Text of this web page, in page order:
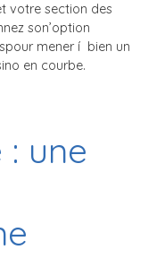
votre section des
son’option
mener í bien un
en courbe.
une